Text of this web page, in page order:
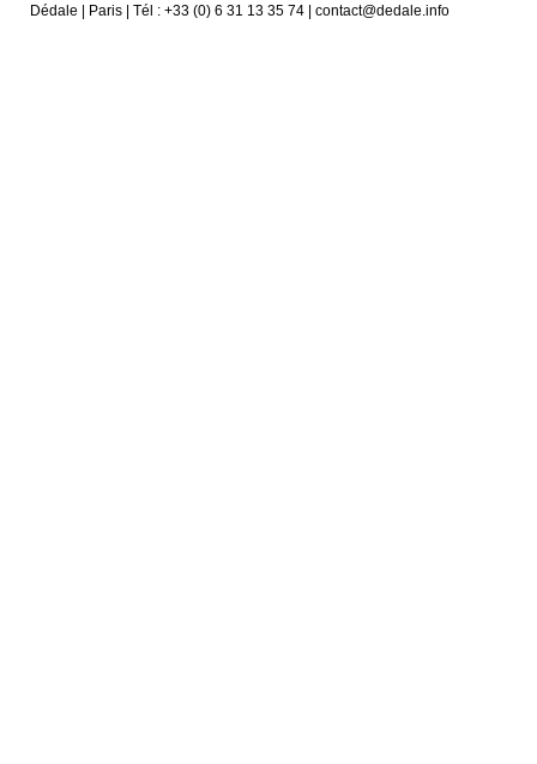
Dédale | Paris | Tél : +33 (0) 6 31 13 35 74 | contact@dedale.info